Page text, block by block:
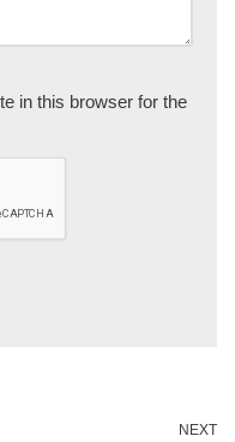
in this browser for the
NEXT